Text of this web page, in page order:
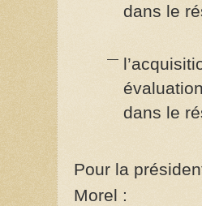
dans le
dans le
Pour la
Morel :